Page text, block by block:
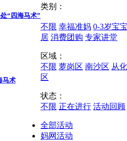
“四海马术”
马术
类别：
不限 幸福准妈 0-3岁宝
居 消费团购 专家讲堂
区域：
不限 萝岗区 南沙区 从
区
状态：
不限 正在进行 活动回顾
全部活动
妈网活动